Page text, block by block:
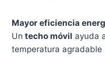
Mayor eficiencia
Un techo móvil ayuda
temperatura